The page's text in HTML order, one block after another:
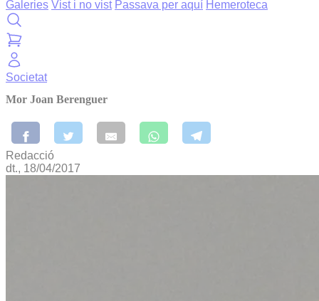
Galeries Vist i no vist Passava per aquí Hemeroteca
Societat
Mor Joan Berenguer
Redacció
dt., 18/04/2017